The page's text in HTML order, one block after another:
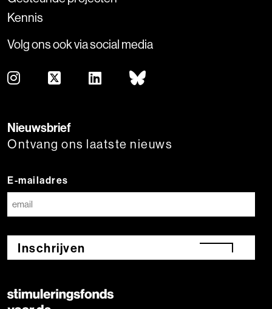
Kennis
Volg ons ook via social media
Nieuwsbrief
Ontvang ons laatste nieuws
E-mailadres
Inschrijven